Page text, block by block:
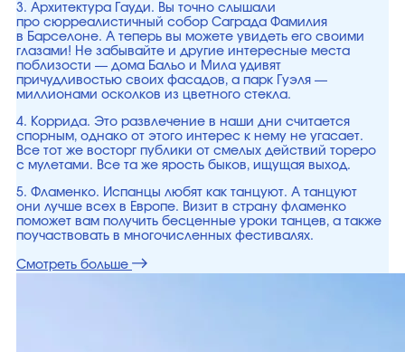
3. Архитектура Гауди. Вы точно слышали
про сюрреалистичный собор Саграда Фамилия
в Барселоне. А теперь вы можете увидеть его своими
глазами! Не забывайте и другие интересные места
поблизости — дома Бальо и Мила удивят
причудливостью своих фасадов, а парк Гуэля —
миллионами осколков из цветного стекла.
4. Коррида. Это развлечение в наши дни считается
спорным, однако от этого интерес к нему не угасает.
Все тот же восторг публики от смелых действий тореро
с мулетами. Все та же ярость быков, ищущая выход.
5. Фламенко. Испанцы любят как танцуют. А танцуют
они лучше всех в Европе. Визит в страну фламенко
поможет вам получить бесценные уроки танцев, а также
поучаствовать в многочисленных фестивалях.
Смотреть больше